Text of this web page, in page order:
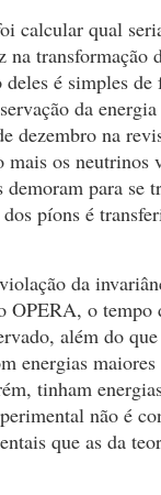
calcular qual
transformação
é simples de
da
dezembro na
mais os neutrinos
para se
píons é
da
OPERA, o tempo
além do
energias
tinham
não é
que as da